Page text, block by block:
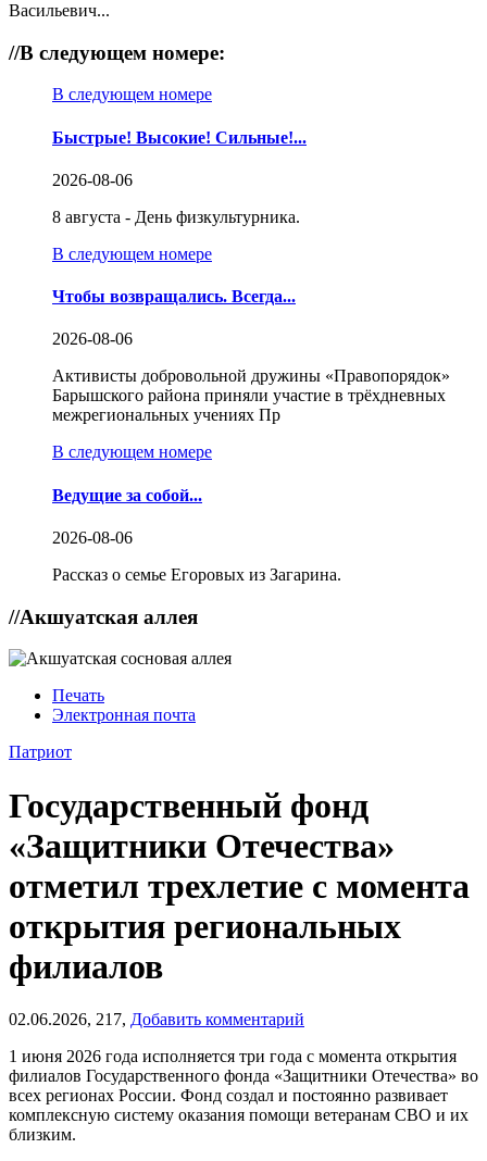
Васильевич...
//В следующем номере:
В следующем номере
Быстрые! Высокие! Сильные!...
2026-08-06
8 августа - День физкультурника.
В следующем номере
Чтобы возвращались. Всегда...
2026-08-06
Активисты добровольной дружины «Правопорядок»
Барышского района приняли участие в трёхдневных
межрегиональных учениях Пр
В следующем номере
Ведущие за собой...
2026-08-06
Рассказ о семье Егоровых из Загарина.
//Акшуатская аллея
Печать
Электронная почта
Патриот
Государственный фонд
«Защитники Отечества»
отметил трехлетие с момента
открытия региональных
филиалов
02.06.2026, 217, Добавить комментарий
1 июня 2026 года исполняется три года с момента открытия
филиалов Государственного фонда «Защитники Отечества» во
всех регионах России. Фонд создал и постоянно развивает
комплексную систему оказания помощи ветеранам СВО и их
близким.